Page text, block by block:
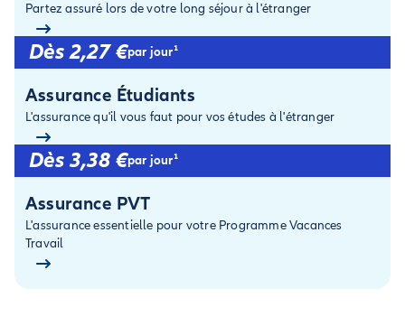
Partez assuré lors de votre long séjour à l'étranger
Dès 2,27 €par jour¹
Assurance Étudiants
L'assurance qu'il vous faut pour vos études à l'étranger
Dès 3,38 €par jour¹
Assurance PVT
L'assurance essentielle pour votre Programme Vacances
Travail